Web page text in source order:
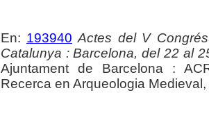
En: 193940 Actes del V
Catalunya : Barcelona, del 22 al
Ajuntament de Barcelona :
Recerca en Arqueologia